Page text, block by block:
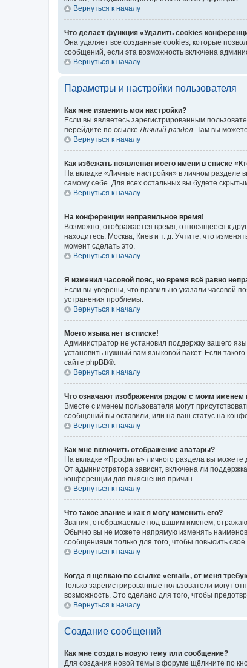
Вернуться к началу
Что делает функция «Удалить cookies
Она удаляет все созданные cookies, которые
сообщений, если эта возможность включена
Вернуться к началу
Параметры и настройки пользователя
Как мне изменить мои настройки?
Если вы являетесь зарегистрированным
перейдите по ссылкеЛичный раздел. Там вы
Вернуться к началу
Как избежать появления моего имени в списке
На вкладке «Личные настройки» в личном разделе
самому себе. Для всех остальных вы будете
Вернуться к началу
На конференции неправильное время!
Возможно, отображается время, относящееся к
находитесь: Москва, Киев и т. д. Учтите, что
момент сделать это.
Вернуться к началу
Я изменил часовой пояс, но время всё равно
Если вы уверены, что правильно указали часовой
устранения проблемы.
Вернуться к началу
Моего языка нет в списке!
Администратор не установил поддержку вашего
установить нужный вам языковой пакет. Если
сайте phpBB®.
Вернуться к началу
Что означают изображения рядом с моим именем
Вместе с именем пользователя могут
сообщений вы оставили, или на ваш статус на
Вернуться к началу
Как мне включить отображение аватары?
На вкладке «Профиль» личного раздела вы можете
От администратора зависит, включена ли
конференции для выяснения причин.
Вернуться к началу
Что такое звание и как я могу изменить его?
Звания, отображаемые под вашим именем,
Обычно вы не можете напрямую изменять
сообщениями только для того, чтобы повысить
Вернуться к началу
Когда я щёлкаю по ссылке «email», от меня
Только зарегистрированные пользователи могут
возможность. Это сделано для того, чтобы
Вернуться к началу
Создание сообщений
Как мне создать новую тему или сообщение?
Для создания новой темы в форуме щёлкните по